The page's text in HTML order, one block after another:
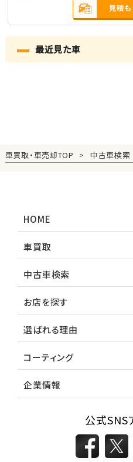
最近見た車
車買取・車売却TOP 中古車検索
HOME
車買取
中古車検索
お店を探す
選ばれる理由
コーティング
企業情報
公式SNS